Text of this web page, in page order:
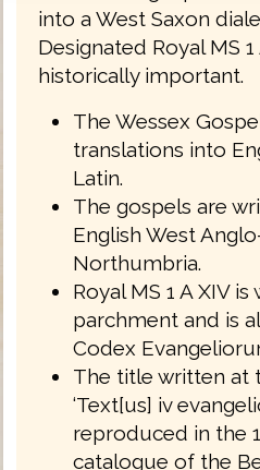
into a West Saxon
Designated Royal MS 1
historically important.
The Wessex
translations into
Latin.
The gospels are
English West
Northumbria.
Royal MS 1 A XIV
parchment and is
Codex
The title written at
‘Text[us] iv
reproduced in the
catalogue of the